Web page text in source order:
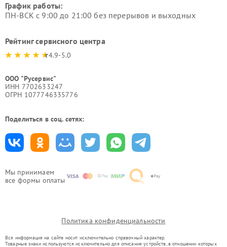
Мы принимаем
все формы оплаты
График работы:
ПН-ВСК с 9:00 до 21:00 без перерывов и выходных
Рейтинг сервисного центра
4.9-5.0
ООО "Русервис"
ИНН 7702633247
ОГРН 1077746335776
Поделиться в соц. сетях:
Политика конфиденциальности
Вся информация на сайте носит исключительно справочный характер.
Товарные знаки используются исключительно для описания устройств, в отношении которых